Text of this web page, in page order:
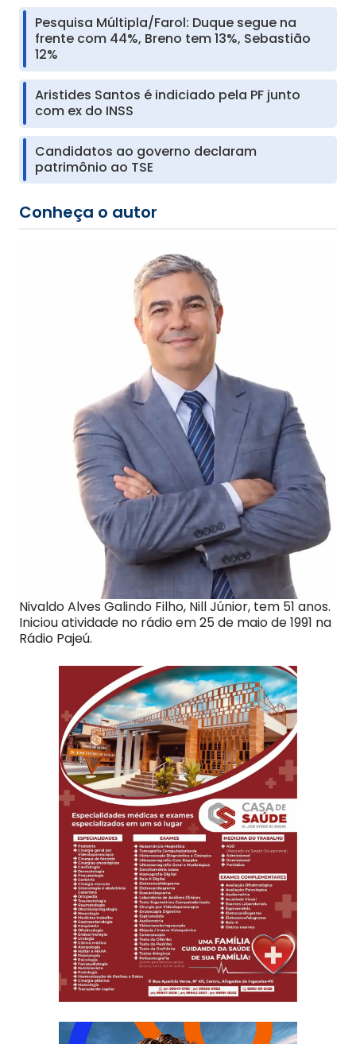
Pesquisa Múltipla/Farol: Duque segue na
frente com 44%, Breno tem 13%, Sebastião
12%
Aristides Santos é indiciado pela PF junto
com ex do INSS
Candidatos ao governo declaram
patrimônio ao TSE
Conheça o autor
Nivaldo Alves Galindo Filho, Nill Júnior, tem 51 anos.
Iniciou atividade no rádio em 25 de maio de 1991 na
Rádio Pajeú.